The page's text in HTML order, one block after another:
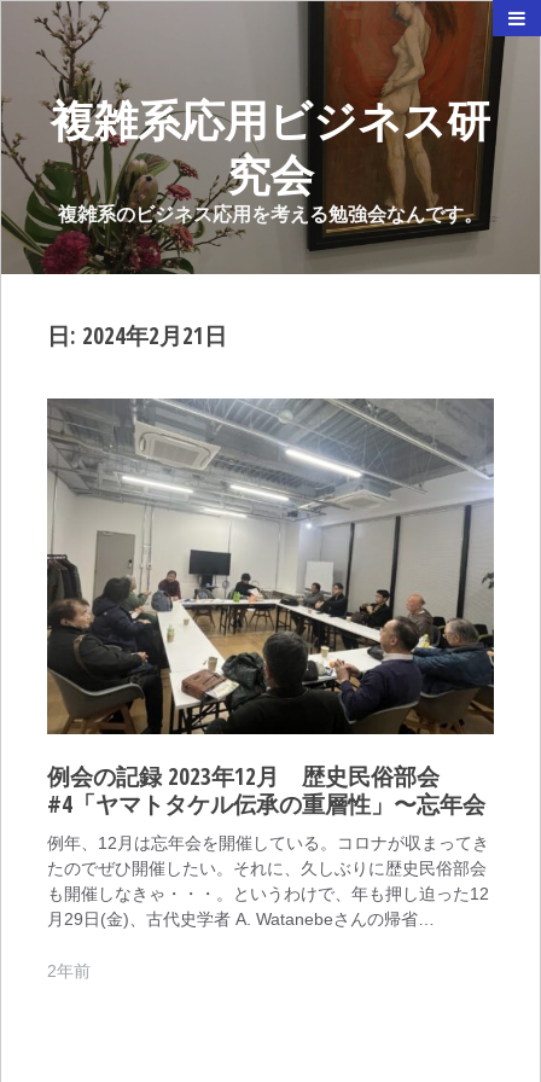
複雑系応用ビジネス研
究会
複雑系のビジネス応用を考える勉強会なんです。
日: 2024年2月21日
例会の記録 2023年12月 歴史民俗部会
#4「ヤマトタケル伝承の重層性」〜忘年会
例年、12月は忘年会を開催している。コロナが収まってき
たのでぜひ開催したい。それに、久しぶりに歴史民俗部会
も開催しなきゃ・・・。というわけで、年も押し迫った12
月29日(金)、古代史学者 A. Watanebeさんの帰省…
2年前